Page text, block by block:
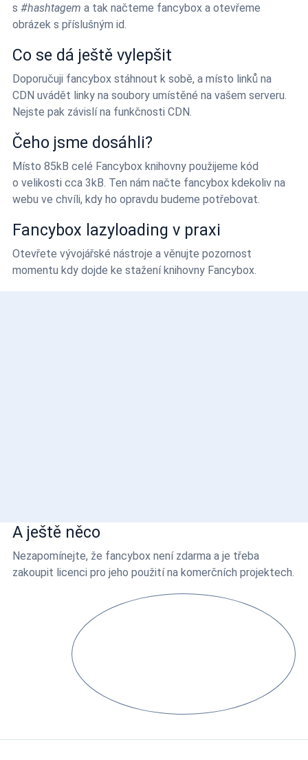
s #hashtagem a tak načteme fancybox a otevřeme
obrázek s příslušným id.
Co se dá ještě vylepšit
Doporučuji fancybox stáhnout k sobě, a místo linků na
CDN uvádět linky na soubory umístěné na vašem serveru.
Nejste pak závislí na funkčnosti CDN.
Čeho jsme dosáhli?
Místo 85kB celé Fancybox knihovny použijeme kód
o velikosti cca 3kB. Ten nám načte fancybox kdekoliv na
webu ve chvíli, kdy ho opravdu budeme potřebovat.
Fancybox lazyloading v praxi
Otevřete vývojářské nástroje a věnujte pozornost
momentu kdy dojde ke stažení knihovny Fancybox.
A ještě něco
Nezapomínejte, že fancybox není zdarma a je třeba
zakoupit licenci pro jeho použití na komerčních projektech.